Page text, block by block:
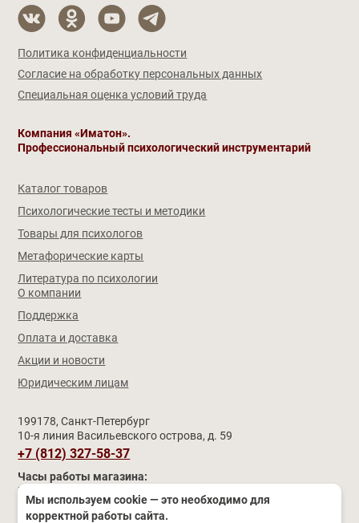
Политика конфиденциальности
Согласие на обработку персональных данных
Специальная оценка условий труда
Компания «Иматон».
Профессиональный психологический инструментарий
Каталог товаров
Психологические тесты и методики
Товары для психологов
Метафорические карты
Литература по психологии
О компании
Поддержка
Оплата и доставка
Акции и новости
Юридическим лицам
199178, Санкт-Петербург
10-я линия Васильевского острова, д. 59
+7 (812) 327-58-37
Часы работы магазина:
Пн–Чт
Пятница
11:00 – 19:00 (обед 15:00 – 15:30)
Сб–Вс и праздники
выходные
Мы используем cookie — это необходимо для
корректной работы сайта.